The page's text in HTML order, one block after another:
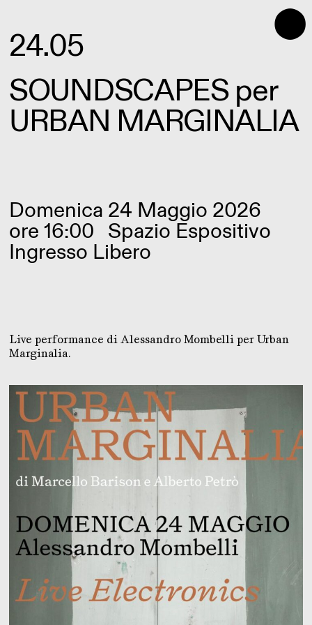
⬤
24.05
SOUNDSCAPES per
URBAN MARGINALIA
Domenica 24 Maggio 2026
ore 16:00 Spazio Espositivo
Ingresso Libero
Live performance di Alessandro Mombelli per Urban
Marginalia.